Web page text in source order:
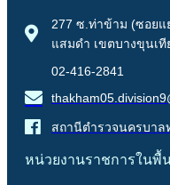
277 ซ.ท่าข้าม (ซอยแ
แสมดำ เขตบางขุนเที
02-416-2841
สถานีตำรวจนครบาล
หน่วยงานราชการในพื้